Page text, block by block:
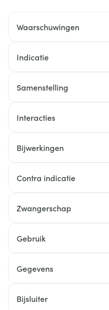
Waarschuwingen
Indicatie
Samenstelling
Interacties
Bijwerkingen
Contra indicatie
Zwangerschap
Gebruik
Gegevens
Bijsluiter